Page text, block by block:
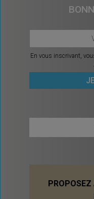
En vous inscrivant,